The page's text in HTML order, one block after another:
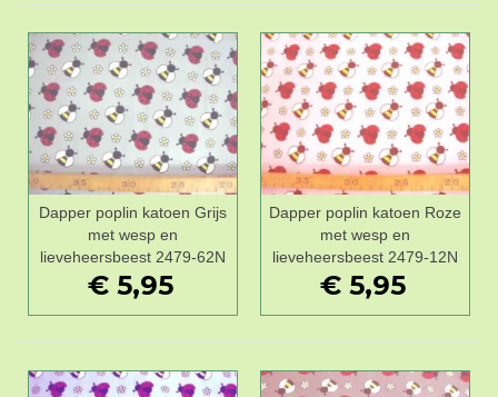
Dapper poplin katoen Grijs
met wesp en
lieveheersbeest 2479-62N
€ 5,95
Dapper poplin katoen Roze
met wesp en
lieveheersbeest 2479-12N
€ 5,95